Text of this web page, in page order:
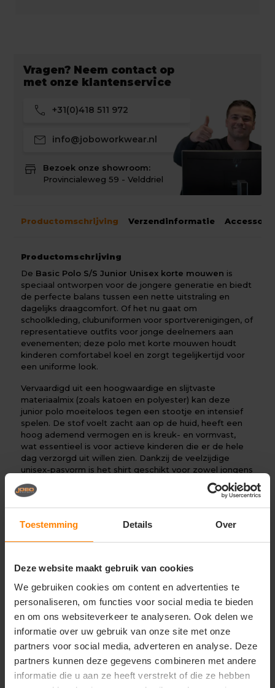
Toestemming Details Over
Deze website maakt gebruik van cookies
We gebruiken cookies om content en advertenties te
personaliseren, om functies voor social media te bieden
en om ons websiteverkeer te analyseren. Ook delen we
informatie over uw gebruik van onze site met onze
partners voor social media, adverteren en analyse. Deze
partners kunnen deze gegevens combineren met andere
informatie die u aan ze heeft verstrekt of die ze hebben
Vragen? Neem contact op
met onze klantenservice
call +31(0)418 511 972
mail info@joboworkwear.nl
store
Bezoek onze showroom:
Provincialeweg 59 - Velddriel
Productomschrijving Verzendinformatie
Productomschrijving
De Basic Polo S/S Junior Unisex korte mouwen is
speciaal ontworpen voor de jongere generatie en biedt
de perfecte balans tussen een nette uitstraling en
dagelijks draagcomfort. Of het nu gaat om
schoolkleding, clubuniformen voor sportverenigingen, of
representatieve outfits voor jonge deelnemers aan
evenementen; deze polo met korte mouwen houdt
kinderen comfortabel koel en zorgt tegelijkertijd voor
een uniforme look.
Vervaardigd uit een hoogwaardige en slijtvaste
materiaalmix (zoals katoen en polyester) kan deze
junior polo moeiteloos tegen een stootje en intensief
spelen. De stof voelt zacht aan op de huid, heeft een
hoog ademend vermogen en is kreuk- en vormvast,
wat essentieel is voor actieve kinderen die er de hele
dag verzorgd uit willen zien. Dankzij de veelzijdige
unisex-pasvorm is het shirt geschikt voor zowel jongens
als meisjes, wat het bestellen voor grotere groepen of
schoolklassen extra eenvoudig maakt. De polo is
piquéstructuur leent zich bij uitstek voor een strakke
bedrukking of een duurzame borduring van een school-,
Perfect voor:
Nette en luchtige schooluniformen en officiële
schoolkleding voor basis- en middelbare scholen
Uniforme teamkleding voor jeugdverenigingen,
sportclubs, scouting en zomerkampen
Kwalitatieve merchandise voor
kinderevenementen, pretparken, sportdagen en